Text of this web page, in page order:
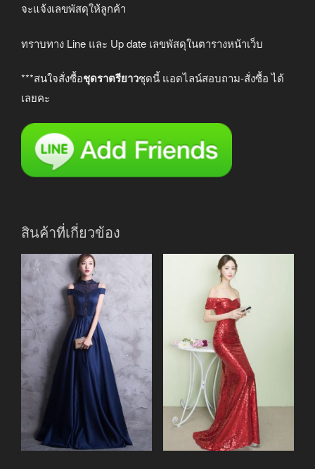
จะแจ้งเลขพัสดุให้ลูกค้า
ทราบทาง Line และ Up date เลขพัสดุในตารางหน้าเว็บ
***สนใจสั่งซื้อชุดราตรียาวชุดนี้ แอดไลน์สอบถาม-สั่งซื้อ ได้
เลยคะ
สินค้าที่เกี่ยวข้อง